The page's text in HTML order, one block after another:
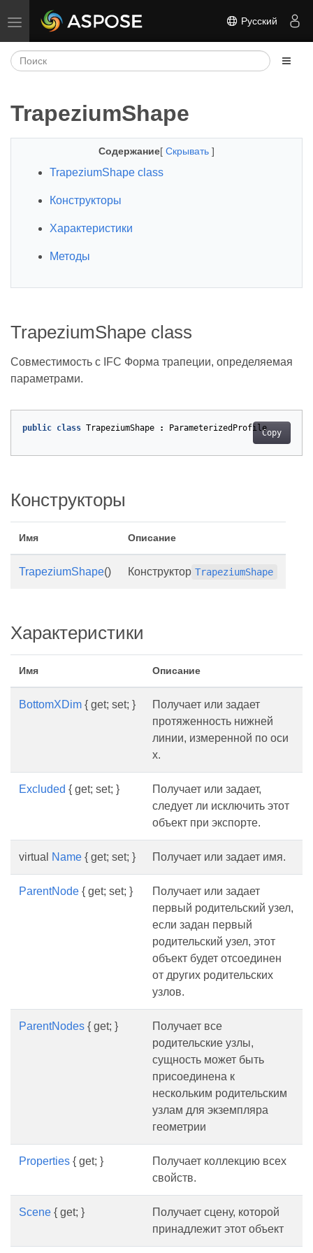
Переключить навигацию Русский
TrapeziumShape
Содержание[ Скрывать ]
TrapeziumShape class
Конструкторы
Характеристики
Методы
TrapeziumShape class
Совместимость с IFC Форма трапеции, определяемая
параметрами.
Copy
public class TrapeziumShape : ParameterizedProfile
Конструкторы
Имя Описание
TrapeziumShape() Конструктор TrapeziumShape
Характеристики
Имя Описание
BottomXDim { get; set; }
Получает или задает
протяженность нижней
линии, измеренной по оси
x.
Excluded { get; set; }
Получает или задает,
следует ли исключить этот
объект при экспорте.
virtual Name { get; set; } Получает или задает имя.
ParentNode { get; set; }
Получает или задает
первый родительский узел,
если задан первый
родительский узел, этот
объект будет отсоединен
от других родительских
узлов.
ParentNodes { get; }
Получает все
родительские узлы,
сущность может быть
присоединена к
нескольким родительским
узлам для экземпляра
геометрии
Properties { get; }
Получает коллекцию всех
свойств.
Scene { get; }
Получает сцену, которой
принадлежит этот объект